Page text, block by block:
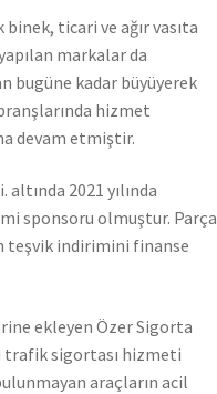
ticari ve ağır vasıta
markalar da
bugüne kadar büyüyerek
hizmet
devam etmiştir.
2021 yılında
sponsoru olmuştur. Parça
teşvik indirimini finanse
ekleyen Özer Sigorta
trafik sigortası hizmeti
araçların acil